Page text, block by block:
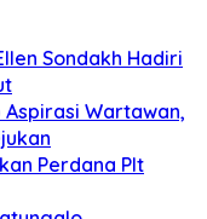
Sondakh Hadiri
Wartawan,
Perdana Plt